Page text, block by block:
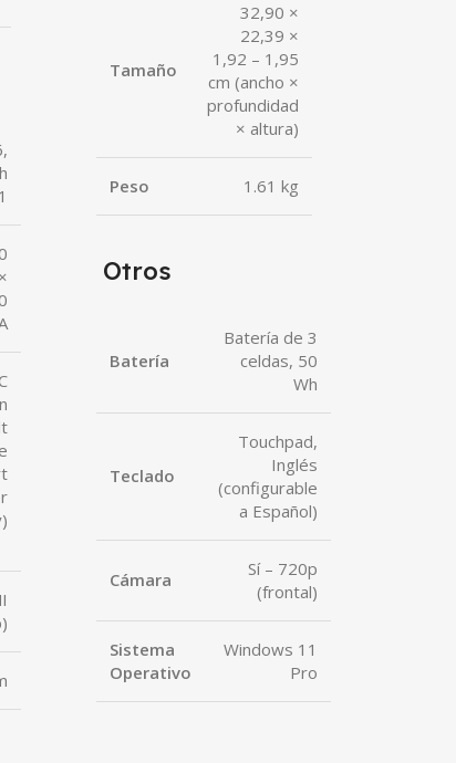
Tamaño
32,90 ×
22,39 ×
1,92 – 1,95
cm (ancho ×
profundidad
× altura)
Peso 1.61 kg
Otros
Batería
Batería de 3
celdas, 50
Wh
Teclado
Touchpad,
Inglés
(configurable
a Español)
Cámara
Sí – 720p
(frontal)
Sistema
Operativo
Windows 11
Pro